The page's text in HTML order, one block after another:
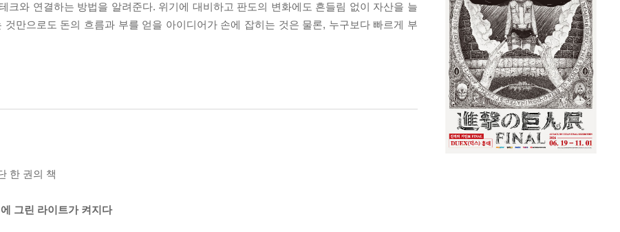
크와 연결하는 방법을 알려준다. 위기에 대비하고 판도의 변화에도 흔들림 없이 자산을 늘
만으로도 돈의 흐름과 부를 얻을 아이디어가 손에 잡히는 것은 물론, 누구보다 빠르게 부
한 권의 책
그린 라이트가 켜지다